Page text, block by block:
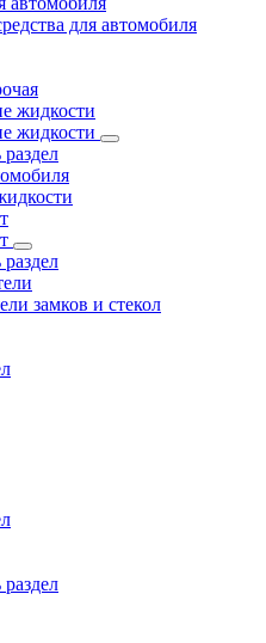
для автомобиля
жидкости
жидкости
замков и стекол